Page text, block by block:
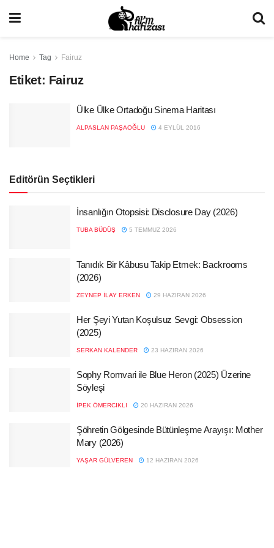
Home Tag Fairuz
Etiket: Fairuz
Ülke Ülke Ortadoğu Sinema Haritası
ALPASLAN PAŞAOĞLU 4 EYLÜL 2016
Editörün Seçtikleri
İnsanlığın Otopsisi: Disclosure Day (2026)
TUBA BÜDÜŞ 5 TEMMUZ 2026
Tanıdık Bir Kâbusu Takip Etmek: Backrooms
(2026)
ZEYNEP İLAY ERKEN 29 HAZIRAN 2026
Her Şeyi Yutan Koşulsuz Sevgi: Obsession
(2025)
SERKAN KALENDER 23 HAZIRAN 2026
Sophy Romvari ile Blue Heron (2025) Üzerine
Söyleşi
İPEK ÖMERCIKLI 20 HAZIRAN 2026
Şöhretin Gölgesinde Bütünleşme Arayışı: Mother
Mary (2026)
YAŞAR GÜLVEREN 12 HAZIRAN 2026